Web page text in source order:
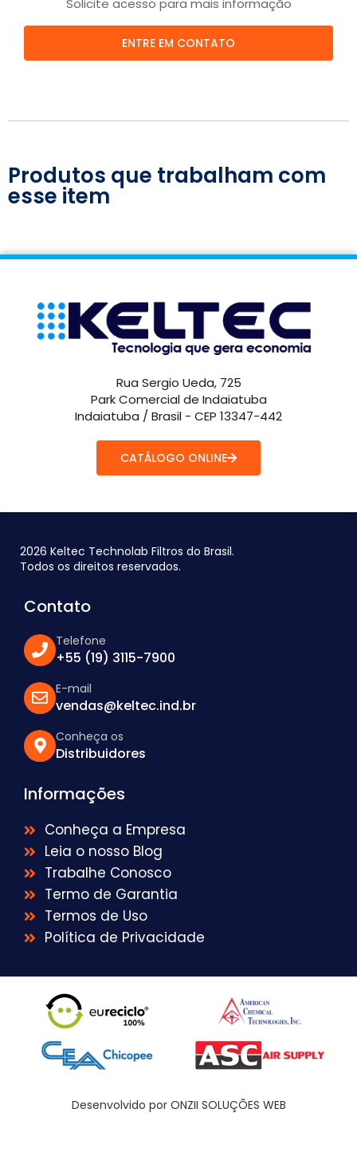
Solicite acesso para mais informação
ENTRE EM CONTATO
Produtos que trabalham com
esse item
Rua Sergio Ueda, 725
Park Comercial de Indaiatuba
Indaiatuba / Brasil - CEP 13347-442
CATÁLOGO ONLINE
2026 Keltec Technolab Filtros do Brasil.
Todos os direitos reservados.
Contato
Telefone
+55 (19) 3115-7900
E-mail
vendas@keltec.ind.br
Conheça os
Distribuidores
Informações
Conheça a Empresa
Leia o nosso Blog
Trabalhe Conosco
Termo de Garantia
Termos de Uso
Política de Privacidade
Desenvolvido por ONZII SOLUÇÕES WEB